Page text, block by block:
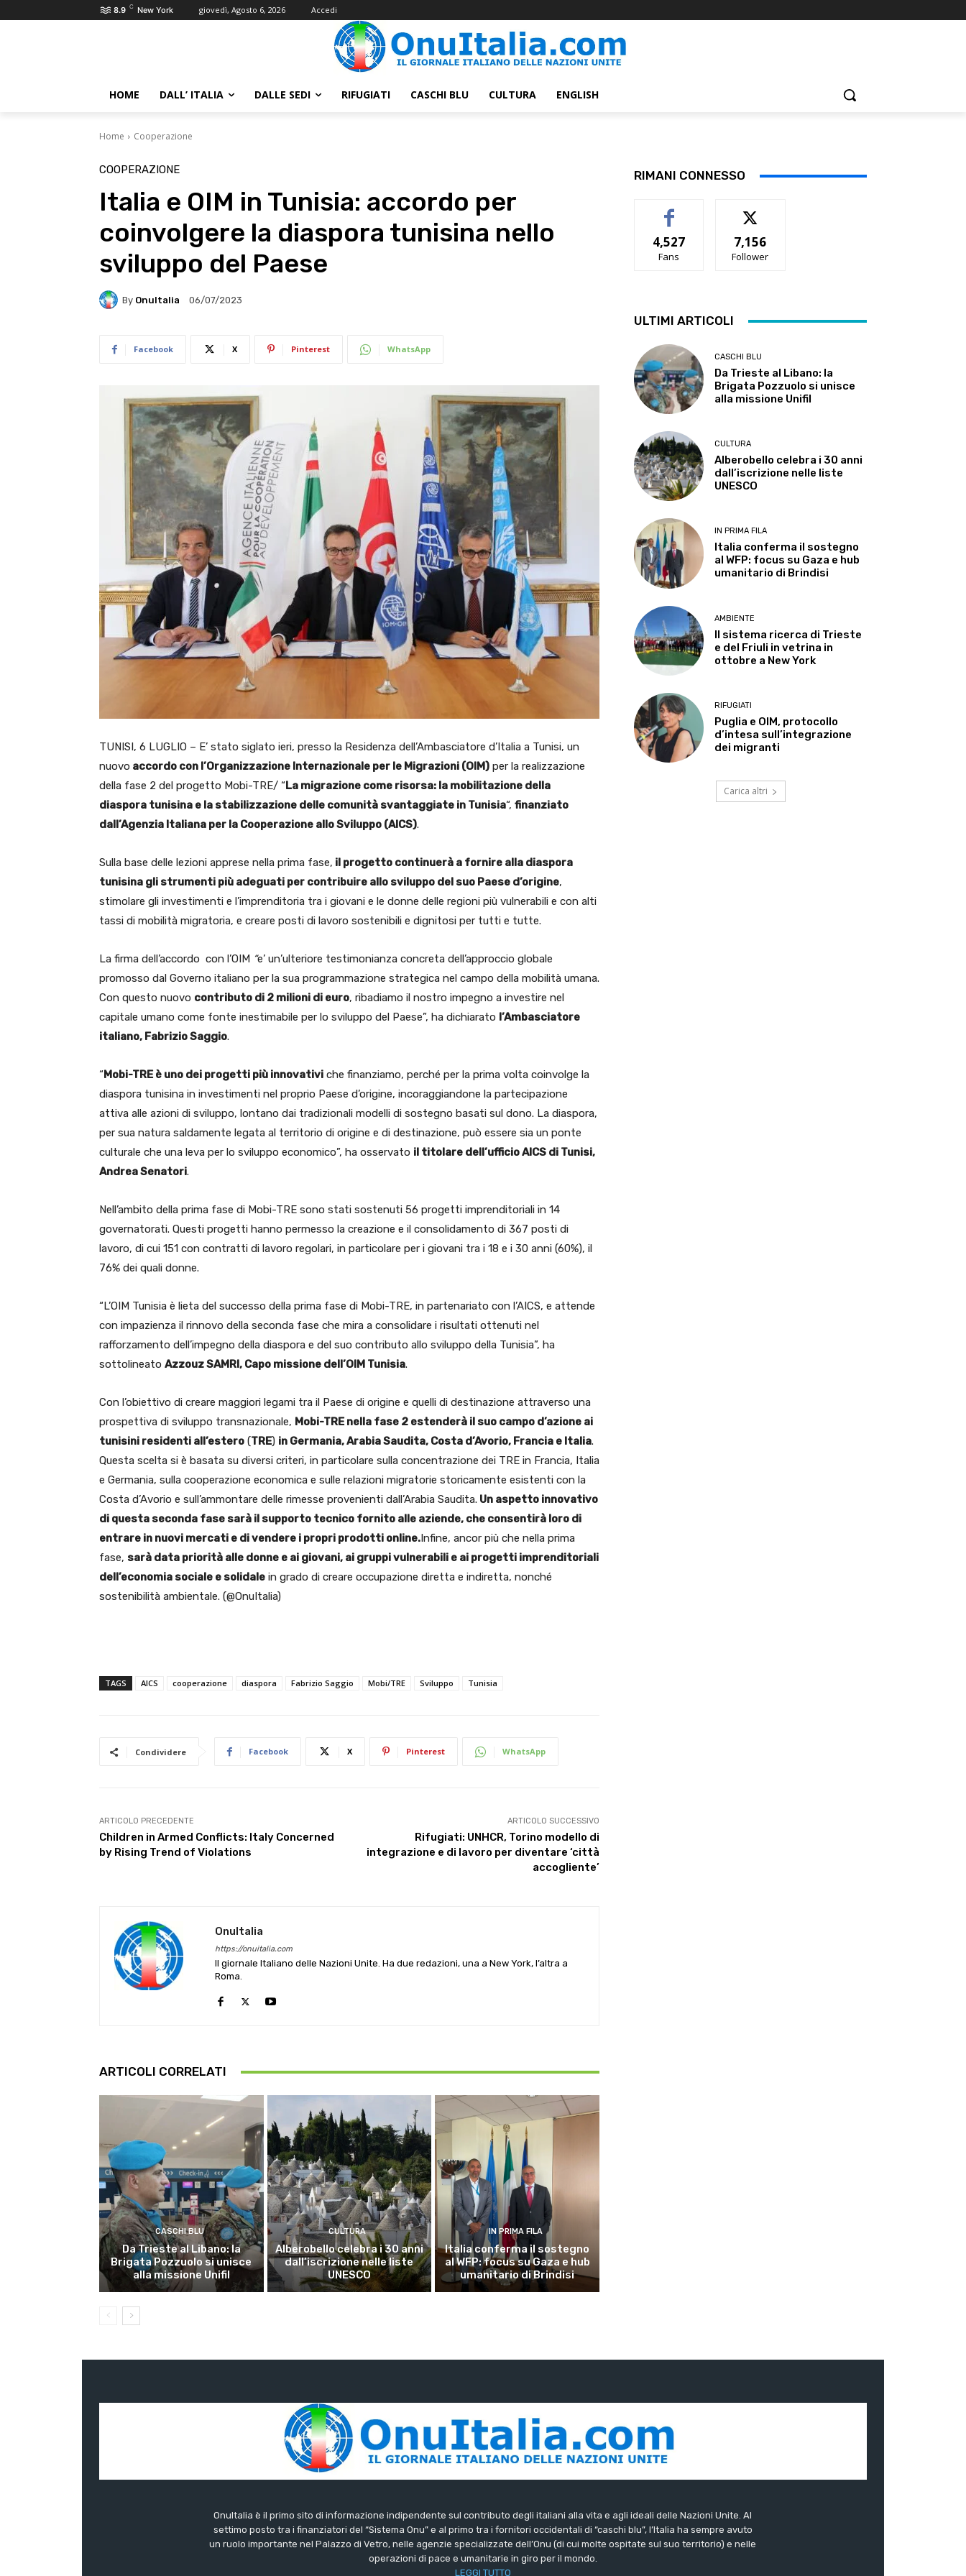
8.9 C New York giovedì, Agosto 6, 2026 Accedi
HOME DALL’ ITALIA DALLE SEDI RIFUGIATI CASCHI BLU CULTURA ENGLISH
Home Cooperazione
COOPERAZIONE
Italia e OIM in Tunisia: accordo per
coinvolgere la diaspora tunisina nello
sviluppo del Paese
By OnuItalia 06/07/2023
Facebook X Pinterest WhatsApp
TUNISI, 6 LUGLIO – E’ stato siglato ieri, presso la Residenza dell’Ambasciatore d’Italia a Tunisi, un
nuovo accordo con l’Organizzazione Internazionale per le Migrazioni (OIM) per la realizzazione
della fase 2 del progetto Mobi-TRE/ “La migrazione come risorsa: la mobilitazione della
diaspora tunisina e la stabilizzazione delle comunità svantaggiate in Tunisia“, finanziato
dall’Agenzia Italiana per la Cooperazione allo Sviluppo (AICS).
Sulla base delle lezioni apprese nella prima fase, il progetto continuerà a fornire alla diaspora
tunisina gli strumenti più adeguati per contribuire allo sviluppo del suo Paese d’origine,
stimolare gli investimenti e l’imprenditoria tra i giovani e le donne delle regioni più vulnerabili e con alti
tassi di mobilità migratoria, e creare posti di lavoro sostenibili e dignitosi per tutti e tutte.
La firma dell’accordo con l’OIM “e’ un’ulteriore testimonianza concreta dell’approccio globale
promosso dal Governo italiano per la sua programmazione strategica nel campo della mobilità umana.
Con questo nuovo contributo di 2 milioni di euro, ribadiamo il nostro impegno a investire nel
capitale umano come fonte inestimabile per lo sviluppo del Paese”, ha dichiarato l’Ambasciatore
italiano, Fabrizio Saggio.
“Mobi-TRE è uno dei progetti più innovativi che finanziamo, perché per la prima volta coinvolge la
diaspora tunisina in investimenti nel proprio Paese d’origine, incoraggiandone la partecipazione
attiva alle azioni di sviluppo, lontano dai tradizionali modelli di sostegno basati sul dono. La diaspora,
per sua natura saldamente legata al territorio di origine e di destinazione, può essere sia un ponte
culturale che una leva per lo sviluppo economico”, ha osservato il titolare dell’ufficio AICS di Tunisi,
Andrea Senatori.
Nell’ambito della prima fase di Mobi-TRE sono stati sostenuti 56 progetti imprenditoriali in 14
governatorati. Questi progetti hanno permesso la creazione e il consolidamento di 367 posti di
lavoro, di cui 151 con contratti di lavoro regolari, in particolare per i giovani tra i 18 e i 30 anni (60%), il
76% dei quali donne.
“L’OIM Tunisia è lieta del successo della prima fase di Mobi-TRE, in partenariato con l’AICS, e attende
con impazienza il rinnovo della seconda fase che mira a consolidare i risultati ottenuti nel
rafforzamento dell’impegno della diaspora e del suo contributo allo sviluppo della Tunisia”, ha
sottolineato Azzouz SAMRI, Capo missione dell’OIM Tunisia.
Con l’obiettivo di creare maggiori legami tra il Paese di origine e quelli di destinazione attraverso una
prospettiva di sviluppo transnazionale, Mobi-TRE nella fase 2 estenderà il suo campo d’azione ai
tunisini residenti all’estero (TRE) in Germania, Arabia Saudita, Costa d’Avorio, Francia e Italia.
Questa scelta si è basata su diversi criteri, in particolare sulla concentrazione dei TRE in Francia, Italia
e Germania, sulla cooperazione economica e sulle relazioni migratorie storicamente esistenti con la
Costa d’Avorio e sull’ammontare delle rimesse provenienti dall’Arabia Saudita. Un aspetto innovativo
di questa seconda fase sarà il supporto tecnico fornito alle aziende, che consentirà loro di
entrare in nuovi mercati e di vendere i propri prodotti online.Infine, ancor più che nella prima
fase, sarà data priorità alle donne e ai giovani, ai gruppi vulnerabili e ai progetti imprenditoriali
dell’economia sociale e solidale in grado di creare occupazione diretta e indiretta, nonché
sostenibilità ambientale. (@OnuItalia)
TAGS AICS cooperazione diaspora Fabrizio Saggio Mobi/TRE Sviluppo Tunisia
Condividere Facebook X Pinterest WhatsApp
ARTICOLO PRECEDENTE
Children in Armed Conflicts: Italy Concerned
by Rising Trend of Violations
ARTICOLO SUCCESSIVO
Rifugiati: UNHCR, Torino modello di
integrazione e di lavoro per diventare ‘città
accogliente’
OnuItalia
https://onuitalia.com
Il giornale Italiano delle Nazioni Unite. Ha due redazioni, una a New York, l’altra a
Roma.
ARTICOLI CORRELATI
CASCHI BLU
Da Trieste al Libano: la
Brigata Pozzuolo si unisce
alla missione Unifil
CULTURA
Alberobello celebra i 30 anni
dall’iscrizione nelle liste
UNESCO
IN PRIMA FILA
Italia conferma il sostegno
al WFP: focus su Gaza e hub
umanitario di Brindisi
RIMANI CONNESSO
4,527
Fans
7,156
Follower
ULTIMI ARTICOLI
CASCHI BLU
Da Trieste al Libano: la
Brigata Pozzuolo si unisce
alla missione Unifil
CULTURA
Alberobello celebra i 30 anni
dall’iscrizione nelle liste
UNESCO
IN PRIMA FILA
Italia conferma il sostegno
al WFP: focus su Gaza e hub
umanitario di Brindisi
AMBIENTE
Il sistema ricerca di Trieste
e del Friuli in vetrina in
ottobre a New York
RIFUGIATI
Puglia e OIM, protocollo
d’intesa sull’integrazione
dei migranti
Carica altri
OnuItalia è il primo sito di informazione indipendente sul contributo degli italiani alla vita e agli ideali delle Nazioni Unite. Al
settimo posto tra i finanziatori del “Sistema Onu” e al primo tra i fornitori occidentali di “caschi blu”, l’Italia ha sempre avuto
un ruolo importante nel Palazzo di Vetro, nelle agenzie specializzate dell’Onu (di cui molte ospitate sul suo territorio) e nelle
operazioni di pace e umanitarie in giro per il mondo.
LEGGI TUTTO